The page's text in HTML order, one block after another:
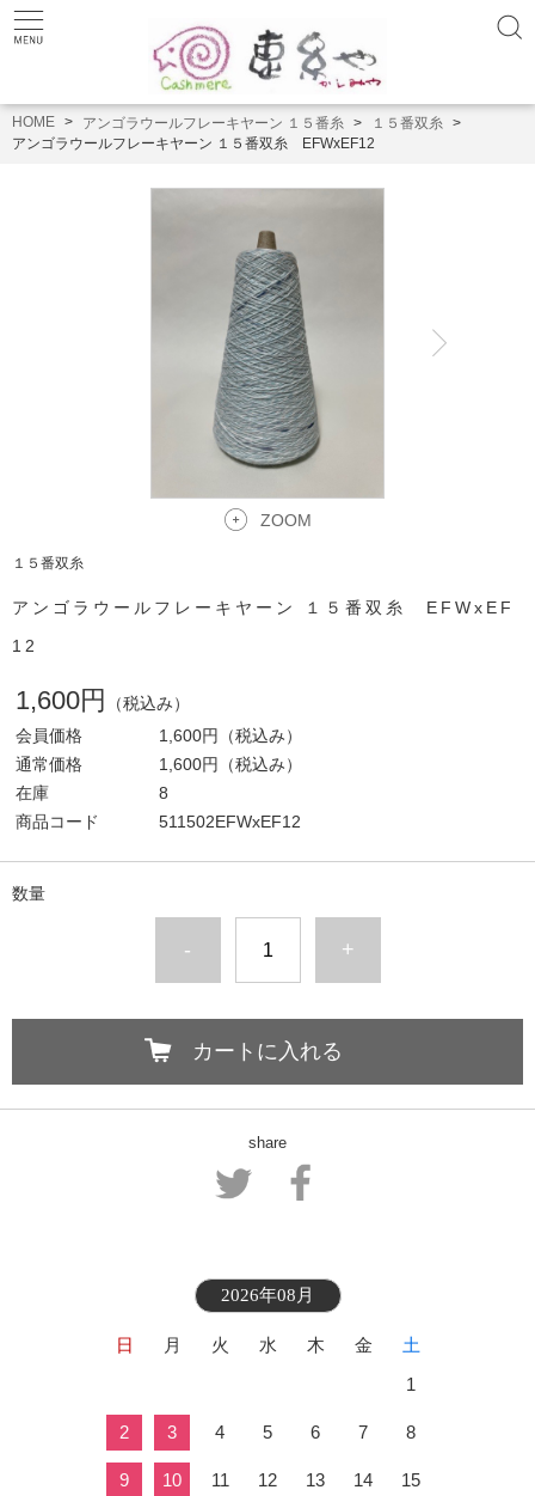
HOME アンゴラウールフレーキヤーン １５番糸
１５番双糸
アンゴラウールフレーキヤーン １５番双糸 EFWxEF12
ZOOM
１５番双糸
アンゴラウールフレーキヤーン １５番双糸 EFWxEF
12
1,600円
（税込み）
会員価格
1,600円
（税込み）
通常価格
1,600円
（税込み）
在庫
8
商品コード
511502EFWxEF12
数量
- +
カートに入れる
share
2026年08月
日 月 火 水 木 金
土
1
2 3 4 5 6 7 8
9 10 11 12 13 14 15